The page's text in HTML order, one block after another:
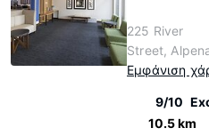
225 River
Street,
Εμφάνιση
9/10
10.5 km